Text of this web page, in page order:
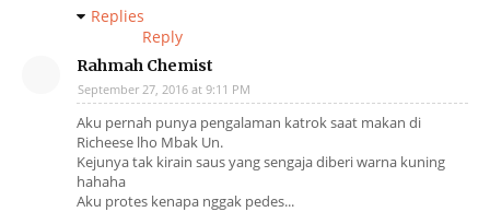
Replies
Reply
Rahmah Chemist
September 27, 2016 at 9:11 PM
Aku pernah punya pengalaman katrok saat makan di
Richeese lho Mbak Un.
Kejunya tak kirain saus yang sengaja diberi warna kuning
hahaha
Aku protes kenapa nggak pedes...